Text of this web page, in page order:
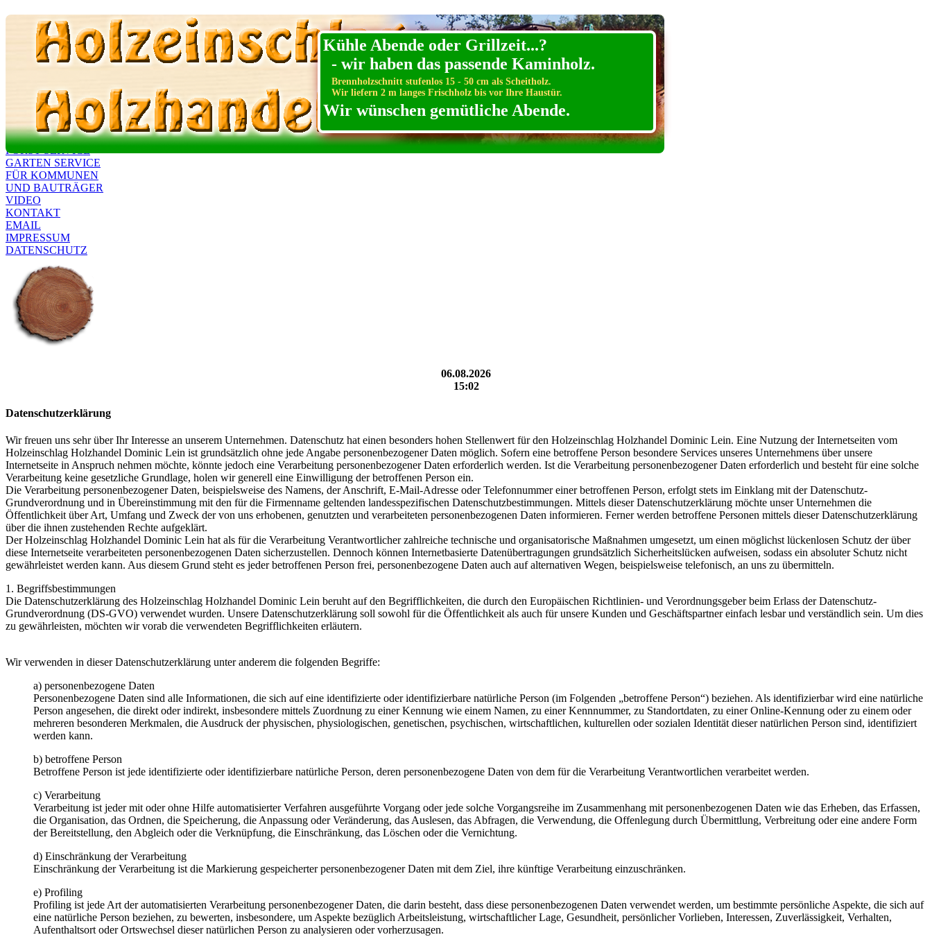
Holz Lein - Brennholz Handel Zwickau
Kühle Abende oder Grillzeit...?
- wir haben das passende Kaminholz.
Brennholzschnitt stufenlos 15 - 50 cm als Scheitholz.
Wir liefern 2 m langes Frischholz bis vor Ihre Haustür.
Wir wünschen gemütliche Abende.
HOLZ LEIN
BRENNHOLZ
FORST SERVICE
GARTEN SERVICE
FÜR KOMMUNEN
UND BAUTRÄGER
VIDEO
KONTAKT
EMAIL
IMPRESSUM
DATENSCHUTZ
06.08.2026
15:02
Datenschutzerklärung
Wir freuen uns sehr über Ihr Interesse an unserem Unternehmen. Datenschutz hat einen besonders hohen Stellenwert für den Holzeinschlag Holzhandel Dominic Lein. Eine Nutzung der Internetseiten vom
Holzeinschlag Holzhandel Dominic Lein ist grundsätzlich ohne jede Angabe personenbezogener Daten möglich. Sofern eine betroffene Person besondere Services unseres Unternehmens über unsere
Internetseite in Anspruch nehmen möchte, könnte jedoch eine Verarbeitung personenbezogener Daten erforderlich werden. Ist die Verarbeitung personenbezogener Daten erforderlich und besteht für eine solche
Verarbeitung keine gesetzliche Grundlage, holen wir generell eine Einwilligung der betroffenen Person ein.
Die Verarbeitung personenbezogener Daten, beispielsweise des Namens, der Anschrift, E-Mail-Adresse oder Telefonnummer einer betroffenen Person, erfolgt stets im Einklang mit der Datenschutz-
Grundverordnung und in Übereinstimmung mit den für die Firmenname geltenden landesspezifischen Datenschutzbestimmungen. Mittels dieser Datenschutzerklärung möchte unser Unternehmen die
Öffentlichkeit über Art, Umfang und Zweck der von uns erhobenen, genutzten und verarbeiteten personenbezogenen Daten informieren. Ferner werden betroffene Personen mittels dieser Datenschutzerklärung
über die ihnen zustehenden Rechte aufgeklärt.
Der Holzeinschlag Holzhandel Dominic Lein hat als für die Verarbeitung Verantwortlicher zahlreiche technische und organisatorische Maßnahmen umgesetzt, um einen möglichst lückenlosen Schutz der über
diese Internetseite verarbeiteten personenbezogenen Daten sicherzustellen. Dennoch können Internetbasierte Datenübertragungen grundsätzlich Sicherheitslücken aufweisen, sodass ein absoluter Schutz nicht
gewährleistet werden kann. Aus diesem Grund steht es jeder betroffenen Person frei, personenbezogene Daten auch auf alternativen Wegen, beispielsweise telefonisch, an uns zu übermitteln.
1. Begriffsbestimmungen
Die Datenschutzerklärung des Holzeinschlag Holzhandel Dominic Lein beruht auf den Begrifflichkeiten, die durch den Europäischen Richtlinien- und Verordnungsgeber beim Erlass der Datenschutz-
Grundverordnung (DS-GVO) verwendet wurden. Unsere Datenschutzerklärung soll sowohl für die Öffentlichkeit als auch für unsere Kunden und Geschäftspartner einfach lesbar und verständlich sein. Um dies
zu gewährleisten, möchten wir vorab die verwendeten Begrifflichkeiten erläutern.
Wir verwenden in dieser Datenschutzerklärung unter anderem die folgenden Begriffe:
a) personenbezogene Daten
Personenbezogene Daten sind alle Informationen, die sich auf eine identifizierte oder identifizierbare natürliche Person (im Folgenden „betroffene Person“) beziehen. Als identifizierbar wird eine natürliche
Person angesehen, die direkt oder indirekt, insbesondere mittels Zuordnung zu einer Kennung wie einem Namen, zu einer Kennnummer, zu Standortdaten, zu einer Online-Kennung oder zu einem oder
mehreren besonderen Merkmalen, die Ausdruck der physischen, physiologischen, genetischen, psychischen, wirtschaftlichen, kulturellen oder sozialen Identität dieser natürlichen Person sind, identifiziert
werden kann.
b) betroffene Person
Betroffene Person ist jede identifizierte oder identifizierbare natürliche Person, deren personenbezogene Daten von dem für die Verarbeitung Verantwortlichen verarbeitet werden.
c) Verarbeitung
Verarbeitung ist jeder mit oder ohne Hilfe automatisierter Verfahren ausgeführte Vorgang oder jede solche Vorgangsreihe im Zusammenhang mit personenbezogenen Daten wie das Erheben, das Erfassen,
die Organisation, das Ordnen, die Speicherung, die Anpassung oder Veränderung, das Auslesen, das Abfragen, die Verwendung, die Offenlegung durch Übermittlung, Verbreitung oder eine andere Form
der Bereitstellung, den Abgleich oder die Verknüpfung, die Einschränkung, das Löschen oder die Vernichtung.
d) Einschränkung der Verarbeitung
Einschränkung der Verarbeitung ist die Markierung gespeicherter personenbezogener Daten mit dem Ziel, ihre künftige Verarbeitung einzuschränken.
e) Profiling
Profiling ist jede Art der automatisierten Verarbeitung personenbezogener Daten, die darin besteht, dass diese personenbezogenen Daten verwendet werden, um bestimmte persönliche Aspekte, die sich auf
eine natürliche Person beziehen, zu bewerten, insbesondere, um Aspekte bezüglich Arbeitsleistung, wirtschaftlicher Lage, Gesundheit, persönlicher Vorlieben, Interessen, Zuverlässigkeit, Verhalten,
Aufenthaltsort oder Ortswechsel dieser natürlichen Person zu analysieren oder vorherzusagen.